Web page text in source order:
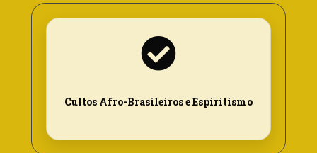
Cultos Afro-Brasileiros e Espiritismo